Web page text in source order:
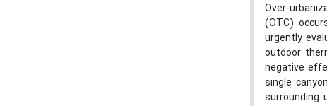
Over-
(OTC)
urgently
outdoor
negative
single
surrounding